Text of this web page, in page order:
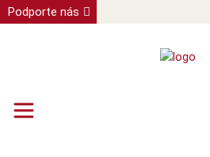
Podporte nás